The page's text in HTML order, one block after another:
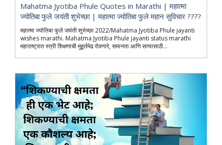
Mahatma Jyotiba Phule Quotes in Marathi | महात्मा
ज्योतिबा फुले जयंती शुभेच्छा | महात्मा ज्योतिबा फुले महान सुविचार ????
महात्मा ज्योतिबा फुले जयंती शुभेच्छा 2022/Mahatma Jyotiba Phule jayanti
wishes marathi. Mahatma Jyotiba Phule jayanti status marathi
महाराष्ट्रात स्त्री शिक्षणाची मुहूर्तमेढ रोवणारे, समानता आणि सत्यासाठी...